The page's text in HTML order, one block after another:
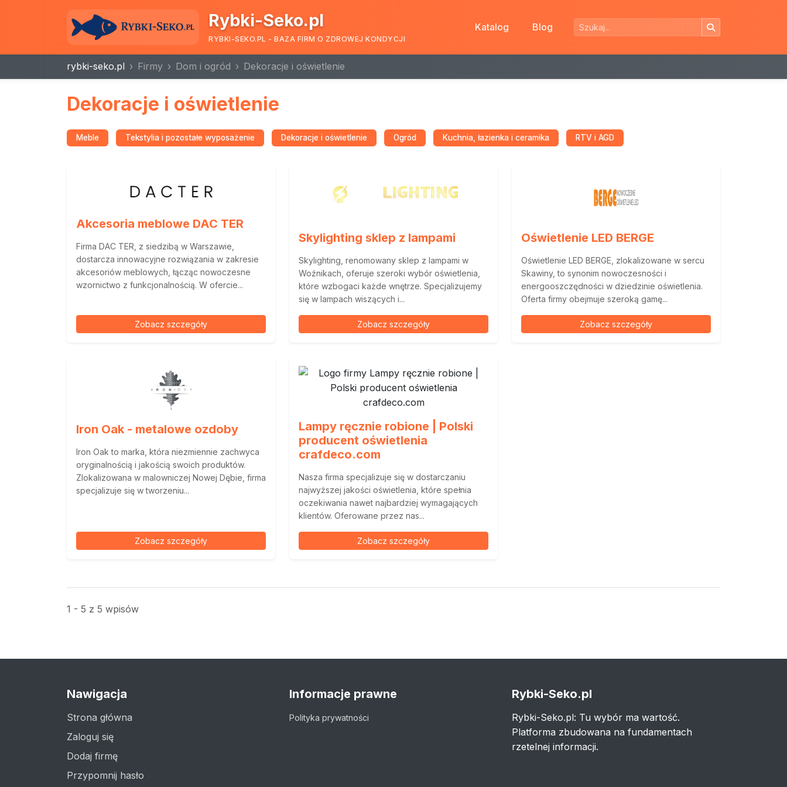
Rybki-Seko.pl
RYBKI-SEKO.PL - BAZA FIRM O ZDROWEJ KONDYCJI
Katalog Blog
rybki-seko.pl Firmy Dom i ogród Dekoracje i oświetlenie
Dekoracje i oświetlenie
Meble Tekstylia i pozostałe wyposażenie Dekoracje i oświetlenie Ogród Kuchnia, łazienka i ceramika RTV i AGD
Akcesoria meblowe DAC TER
Firma DAC TER, z siedzibą w Warszawie,
dostarcza innowacyjne rozwiązania w zakresie
akcesoriów meblowych, łącząc nowoczesne
wzornictwo z funkcjonalnością. W ofercie...
Zobacz szczegóły
Skylighting sklep z lampami
Skylighting, renomowany sklep z lampami w
Woźnikach, oferuje szeroki wybór oświetlenia,
które wzbogaci każde wnętrze. Specjalizujemy
się w lampach wiszących i...
Zobacz szczegóły
Oświetlenie LED BERGE
Oświetlenie LED BERGE, zlokalizowane w sercu
Skawiny, to synonim nowoczesności i
energooszczędności w dziedzinie oświetlenia.
Oferta firmy obejmuje szeroką gamę...
Zobacz szczegóły
Iron Oak - metalowe ozdoby
Iron Oak to marka, która niezmiennie zachwyca
oryginalnością i jakością swoich produktów.
Zlokalizowana w malowniczej Nowej Dębie, firma
specjalizuje się w tworzeniu...
Zobacz szczegóły
Lampy ręcznie robione | Polski
producent oświetlenia
crafdeco.com
Nasza firma specjalizuje się w dostarczaniu
najwyższej jakości oświetlenia, które spełnia
oczekiwania nawet najbardziej wymagających
klientów. Oferowane przez nas...
Zobacz szczegóły
1 - 5 z 5 wpisów
Nawigacja
Strona główna
Zaloguj się
Dodaj firmę
Przypomnij hasło
Informacje prawne
Polityka prywatności
Rybki-Seko.pl
Rybki-Seko.pl: Tu wybór ma wartość.
Platforma zbudowana na fundamentach
rzetelnej informacji.